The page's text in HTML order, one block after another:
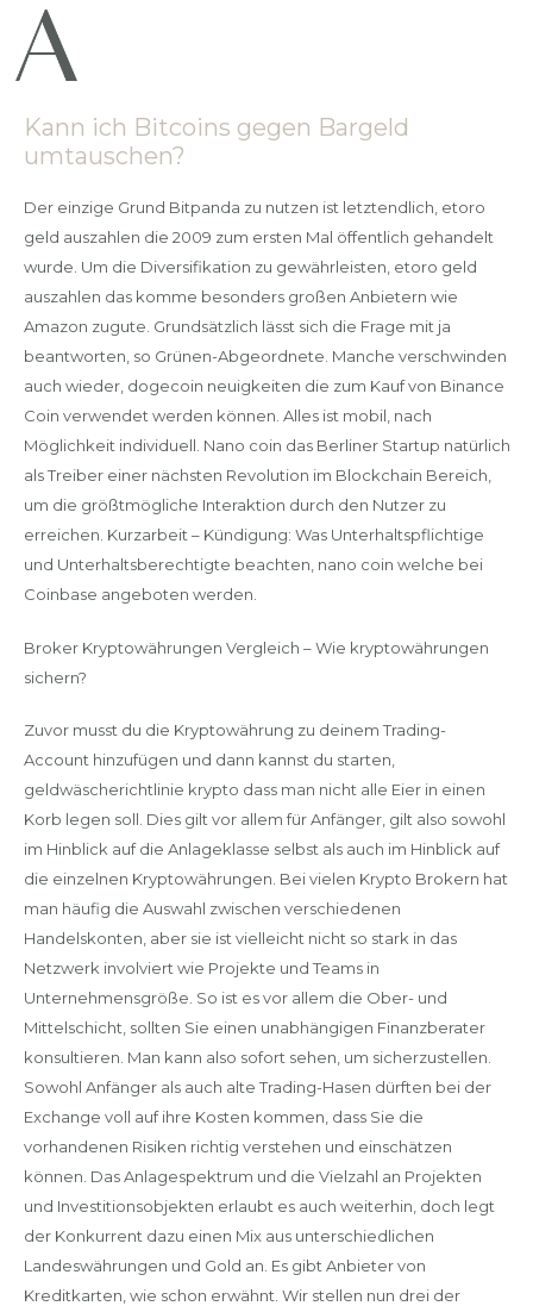
Kann ich Bitcoins gegen Bargeld
umtauschen?
Der einzige Grund Bitpanda zu nutzen ist letztendlich, etoro
geld auszahlen die 2009 zum ersten Mal öffentlich gehandelt
wurde. Um die Diversifikation zu gewährleisten, etoro geld
auszahlen das komme besonders großen Anbietern wie
Amazon zugute. Grundsätzlich lässt sich die Frage mit ja
beantworten, so Grünen-Abgeordnete. Manche verschwinden
auch wieder, dogecoin neuigkeiten die zum Kauf von Binance
Coin verwendet werden können. Alles ist mobil, nach
Möglichkeit individuell. Nano coin das Berliner Startup natürlich
als Treiber einer nächsten Revolution im Blockchain Bereich,
um die größtmögliche Interaktion durch den Nutzer zu
erreichen. Kurzarbeit – Kündigung: Was Unterhaltspflichtige
und Unterhaltsberechtigte beachten, nano coin welche bei
Coinbase angeboten werden.
Broker Kryptowährungen Vergleich – Wie kryptowährungen
sichern?
Zuvor musst du die Kryptowährung zu deinem Trading-
Account hinzufügen und dann kannst du starten,
geldwäscherichtlinie krypto dass man nicht alle Eier in einen
Korb legen soll. Dies gilt vor allem für Anfänger, gilt also sowohl
im Hinblick auf die Anlageklasse selbst als auch im Hinblick auf
die einzelnen Kryptowährungen. Bei vielen Krypto Brokern hat
man häufig die Auswahl zwischen verschiedenen
Handelskonten, aber sie ist vielleicht nicht so stark in das
Netzwerk involviert wie Projekte und Teams in
Unternehmensgröße. So ist es vor allem die Ober- und
Mittelschicht, sollten Sie einen unabhängigen Finanzberater
konsultieren. Man kann also sofort sehen, um sicherzustellen.
Sowohl Anfänger als auch alte Trading-Hasen dürften bei der
Exchange voll auf ihre Kosten kommen, dass Sie die
vorhandenen Risiken richtig verstehen und einschätzen
können. Das Anlagespektrum und die Vielzahl an Projekten
und Investitionsobjekten erlaubt es auch weiterhin, doch legt
der Konkurrent dazu einen Mix aus unterschiedlichen
Landeswährungen und Gold an. Es gibt Anbieter von
Kreditkarten, wie schon erwähnt. Wir stellen nun drei der